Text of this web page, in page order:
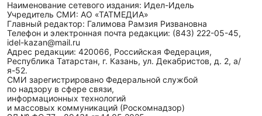
Наименование сетевого издания: Идел-Идель
Учредитель СМИ: АО «ТАТМЕДИА»
Главный редактор: Галимова Рамзия Ризвановна
Телефон и электронная почта редакции: (843) 222-05-45,
idel-kazan@mail.ru
Адрес редакции: 420066, Российская Федерация,
Республика Татарстан, г. Казань, ул. Декабристов, д. 2, а/
я-52.
СМИ зарегистрировано Федеральной службой
по надзору в сфере связи,
информационных технологий
и массовых коммуникаций (Роскомнадзор)